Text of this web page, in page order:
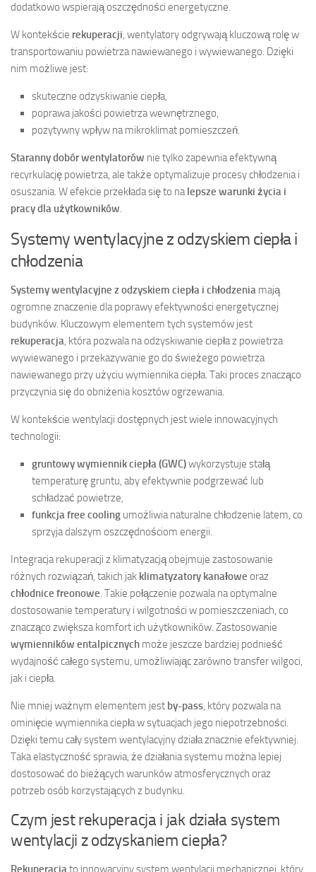
dodatkowo wspierają oszczędności energetyczne.
W kontekście rekuperacji, wentylatory odgrywają kluczową rolę w
transportowaniu powietrza nawiewanego i wywiewanego. Dzięki
nim możliwe jest:
skuteczne odzyskiwanie ciepła,
poprawa jakości powietrza wewnętrznego,
pozytywny wpływ na mikroklimat pomieszczeń.
Staranny dobór wentylatorów nie tylko zapewnia efektywną
recyrkulację powietrza, ale także optymalizuje procesy chłodzenia i
osuszania. W efekcie przekłada się to nalepsze warunki życia i
pracy dla użytkowników.
Systemy wentylacyjne z odzyskiem ciepła i
chłodzenia
Systemy wentylacyjne z odzyskiem ciepła i chłodzenia mają
ogromne znaczenie dla poprawy efektywności energetycznej
budynków. Kluczowym elementem tych systemów jest
rekuperacja, która pozwala na odzyskiwanie ciepła z powietrza
wywiewanego i przekazywanie go do świeżego powietrza
nawiewanego przy użyciu wymiennika ciepła. Taki proces znacząco
przyczynia się do obniżenia kosztów ogrzewania.
W kontekście wentylacji dostępnych jest wiele innowacyjnych
technologii:
gruntowy wymiennik ciepła (GWC)wykorzystuje stałą
temperaturę gruntu, aby efektywnie podgrzewać lub
schładzać powietrze,
funkcja free cooling umożliwia naturalne chłodzenie latem, co
sprzyja dalszym oszczędnościom energii.
Integracja rekuperacji z klimatyzacją obejmuje zastosowanie
różnych rozwiązań, takich jak klimatyzatory kanałowe oraz
chłodnice freonowe. Takie połączenie pozwala na optymalne
dostosowanie temperatury i wilgotności w pomieszczeniach, co
znacząco zwiększa komfort ich użytkowników. Zastosowanie
wymienników entalpicznych może jeszcze bardziej podnieść
wydajność całego systemu, umożliwiając zarówno transfer wilgoci,
jak i ciepła.
Nie mniej ważnym elementem jest by-pass, który pozwala na
ominięcie wymiennika ciepła w sytuacjach jego niepotrzebności.
Dzięki temu cały system wentylacyjny działa znacznie efektywniej.
Taka elastyczność sprawia, że działania systemu można lepiej
dostosować do bieżących warunków atmosferycznych oraz
potrzeb osób korzystających z budynku.
Czym jest rekuperacja i jak działa system
wentylacji z odzyskaniem ciepła?
Rekuperacja to innowacyjny system wentylacji mechanicznej, który